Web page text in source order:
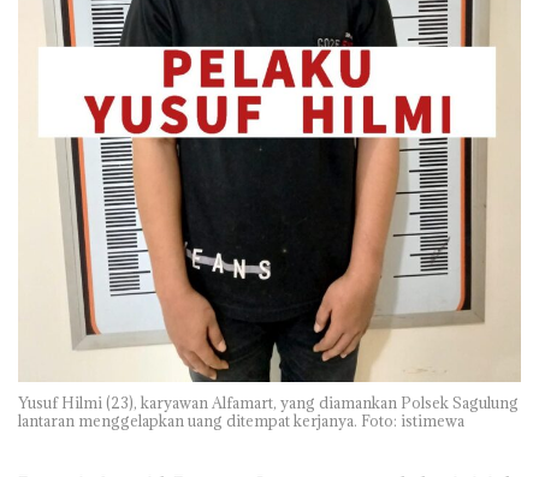
Yusuf Hilmi (23), karyawan Alfamart, yang diamankan Polsek Sagulung
lantaran menggelapkan uang ditempat kerjanya. Foto: istimewa